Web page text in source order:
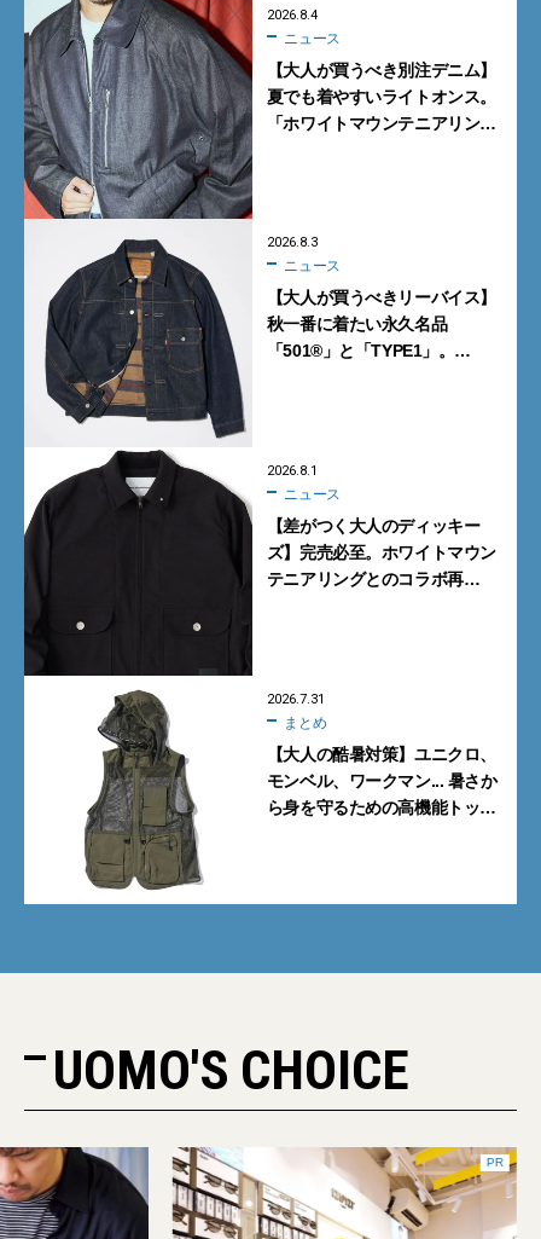
2026.8.4
ニュース
【大人が買うべき別注デニム】
夏でも着やすいライトオンス。
「ホワイトマウンテニアリン
2026.8.3
ニュース
【大人が買うべきリーバイス】
秋一番に着たい永久名品
「501®」と「TYPE1」。
2026.8.1
ニュース
【差がつく大人のディッキー
ズ】完売必至。ホワイトマウン
テニアリングとのコラボ再
2026.7.31
まとめ
【大人の酷暑対策】ユニクロ、
モンベル、ワークマン... 暑さか
ら身を守るための高機能トップ
UOMO'S CHOICE